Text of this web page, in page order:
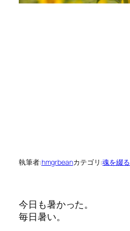
執筆者:hmgrbeanカテゴリ:魂を綴る
今日も暑かった。
毎日暑い。